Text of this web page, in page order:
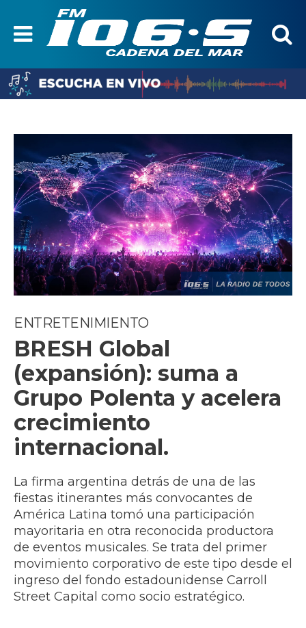
ENTRETENIMIENTO
BRESH Global
(expansión): suma a
Grupo Polenta y acelera
crecimiento
internacional.
La firma argentina detrás de una de las
fiestas itinerantes más convocantes de
América Latina tomó una participación
mayoritaria en otra reconocida productora
de eventos musicales. Se trata del primer
movimiento corporativo de este tipo desde el
ingreso del fondo estadounidense Carroll
Street Capital como socio estratégico.